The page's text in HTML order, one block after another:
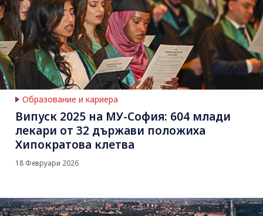
Образование и кариера
Випуск 2025 на МУ-София: 604 млади
лекари от 32 държави положиха
Хипократова клетва
18 Февруари 2026